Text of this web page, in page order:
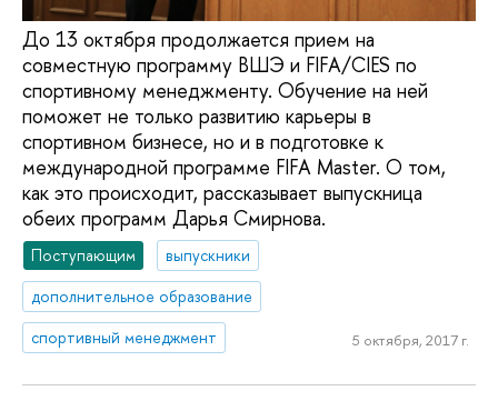
До 13 октября продолжается прием на
совместную программу ВШЭ и FIFA/CIES по
спортивному менеджменту. Обучение на ней
поможет не только развитию карьеры в
спортивном бизнесе, но и в подготовке к
международной программе FIFA Master. О том,
как это происходит, рассказывает выпускница
обеих программ Дарья Смирнова.
Поступающим
выпускники
дополнительное образование
спортивный менеджмент
5 октября, 2017 г.